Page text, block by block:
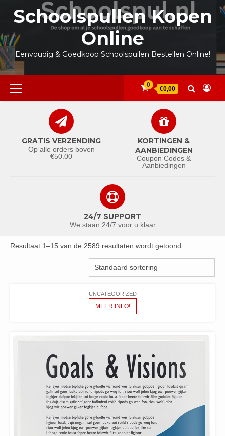
inhoud
Schoolspullen Kopen
Online
Eenvoudig & Goedkoop Schoolspullen Bestellen Online!
Primair
menu
0
€0,00
GRATIS VERZENDING
Op alle orders boven
€50.00
KORTINGEN &
AANBIEDINGEN
Coupon Codes &
Aanbiedingen
24/7 SUPPORT
We staan 24/7 voor u klaar
Resultaat 1–15 van de 2589 resultaten wordt getoond
UNCATEGORIZED
MEER INFO!